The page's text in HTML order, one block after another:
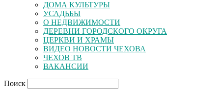
ДОМА КУЛЬТУРЫ
УСАДЬБЫ
О НЕДВИЖИМОСТИ
ДЕРЕВНИ ГОРОДСКОГО ОКРУГА
ЦЕРКВИ И ХРАМЫ
ВИДЕО НОВОСТИ ЧЕХОВА
ЧЕХОВ ТВ
ВАКАНСИИ
Поиск